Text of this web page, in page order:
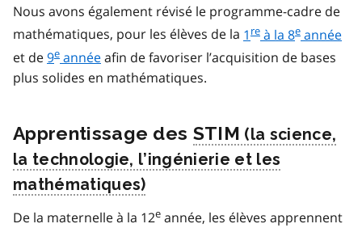
Nous avons également révisé le programme-cadre de
mathématiques, pour les élèves de la 1 re à la 8e année
et de9e annéeafin de favoriser l’acquisition de bases
plus solides en mathématiques.
Apprentissage des STIM
De la maternelle à la 12e année, les élèves apprennent